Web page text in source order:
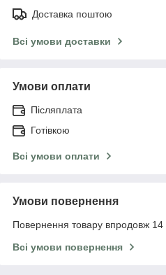
Доставка поштою
Всі умови доставки
Умови оплати
Післяплата
Готівкою
Всі умови оплати
Умови повернення
Повернення товару впродовж 14
Всі умови повернення